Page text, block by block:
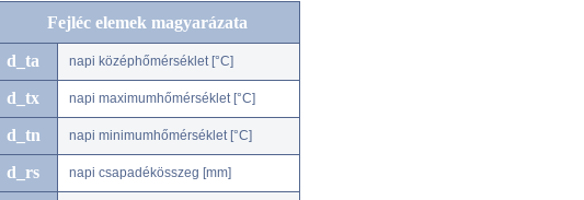
Fejléc elemek magyarázata
d_ta napi középhőmérséklet [°C]
d_tx napi maximumhőmérséklet [°C]
d_tn napi minimumhőmérséklet [°C]
d_rs napi csapadékösszeg [mm]